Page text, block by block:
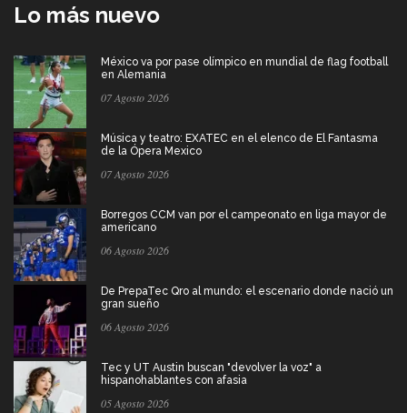
Lo más nuevo
México va por pase olímpico en mundial de flag football
en Alemania
07 Agosto 2026
Música y teatro: EXATEC en el elenco de El Fantasma
de la Ópera Mexico
07 Agosto 2026
Borregos CCM van por el campeonato en liga mayor de
americano
06 Agosto 2026
De PrepaTec Qro al mundo: el escenario donde nació un
gran sueño
06 Agosto 2026
Tec y UT Austin buscan "devolver la voz" a
hispanohablantes con afasia
05 Agosto 2026